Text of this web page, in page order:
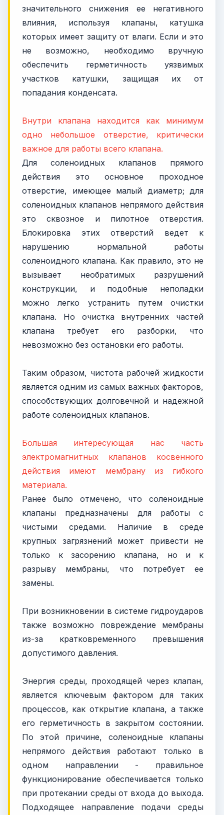
значительного снижения ее негативного
влияния, используя клапаны, катушка
которых имеет защиту от влаги. Если и это
не возможно, необходимо вручную
обеспечить герметичность уязвимых
участков катушки, защищая их от
попадания конденсата.
Внутри клапана находится как минимум
одно небольшое отверстие, критически
важное для работы всего клапана.
Для соленоидных клапанов прямого
действия это основное проходное
отверстие, имеющее малый диаметр; для
соленоидных клапанов непрямого действия
это сквозное и пилотное отверстия.
Блокировка этих отверстий ведет к
нарушению нормальной работы
соленоидного клапана. Как правило, это не
вызывает необратимых разрушений
конструкции, и подобные неполадки
можно легко устранить путем очистки
клапана. Но очистка внутренних частей
клапана требует его разборки, что
невозможно без остановки его работы.
Таким образом, чистота рабочей жидкости
является одним из самых важных факторов,
способствующих долговечной и надежной
работе соленоидных клапанов.
Большая интересующая нас часть
электромагнитных клапанов косвенного
действия имеют мембрану из гибкого
материала.
Ранее было отмечено, что соленоидные
клапаны предназначены для работы с
чистыми средами. Наличие в среде
крупных загрязнений может привести не
только к засорению клапана, но и к
разрыву мембраны, что потребует ее
замены.
При возникновении в системе гидроударов
также возможно повреждение мембраны
из-за кратковременного превышения
допустимого давления.
Энергия среды, проходящей через клапан,
является ключевым фактором для таких
процессов, как открытие клапана, а также
его герметичность в закрытом состоянии.
По этой причине, соленоидные клапаны
непрямого действия работают только в
одном направлении - правильное
функционирование обеспечивается только
при протекании среды от входа до выхода.
Подходящее направление подачи среды